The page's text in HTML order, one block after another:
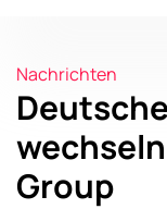
Nachrichten
Group